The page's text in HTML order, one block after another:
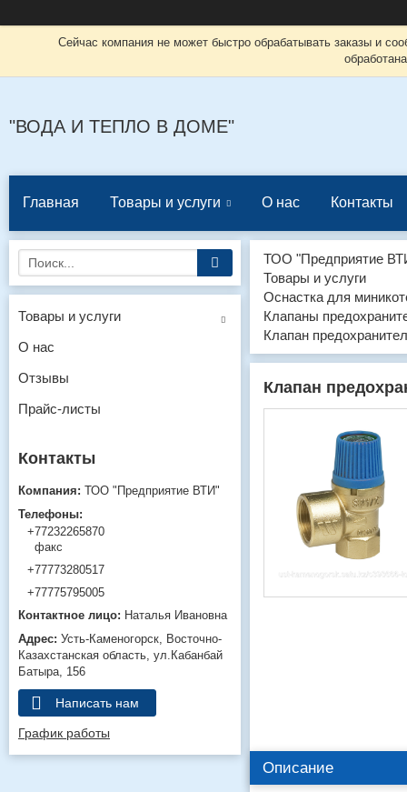
Сейчас компания не может быстро обрабатывать заказы и
"ВОДА И ТЕПЛО В ДОМЕ"
Главная Товары и услуги О нас Контакты
ТОО "Предприятие
Товары и услуги
Оснастка для
Клапаны
Клапан
Клапан
Описание
Товары и услуги
О нас
Отзывы
Прайс-листы
ТОО "Предприятие ВТИ"
+77232265870
факс
+77773280517
+77775795005
Наталья Ивановна
Усть-Каменогорск
Восточно-
Казахстанская область ул.Кабанбай
Батыра, 156
Написать нам
График работы